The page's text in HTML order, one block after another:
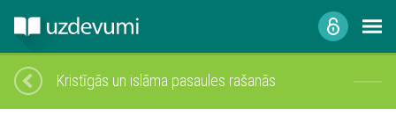
Kristīgās un islāma pasaules rašanās